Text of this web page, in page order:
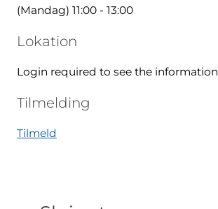
(Mandag) 11:00 - 13:00
Lokation
Login required to see the information
Tilmelding
Tilmeld